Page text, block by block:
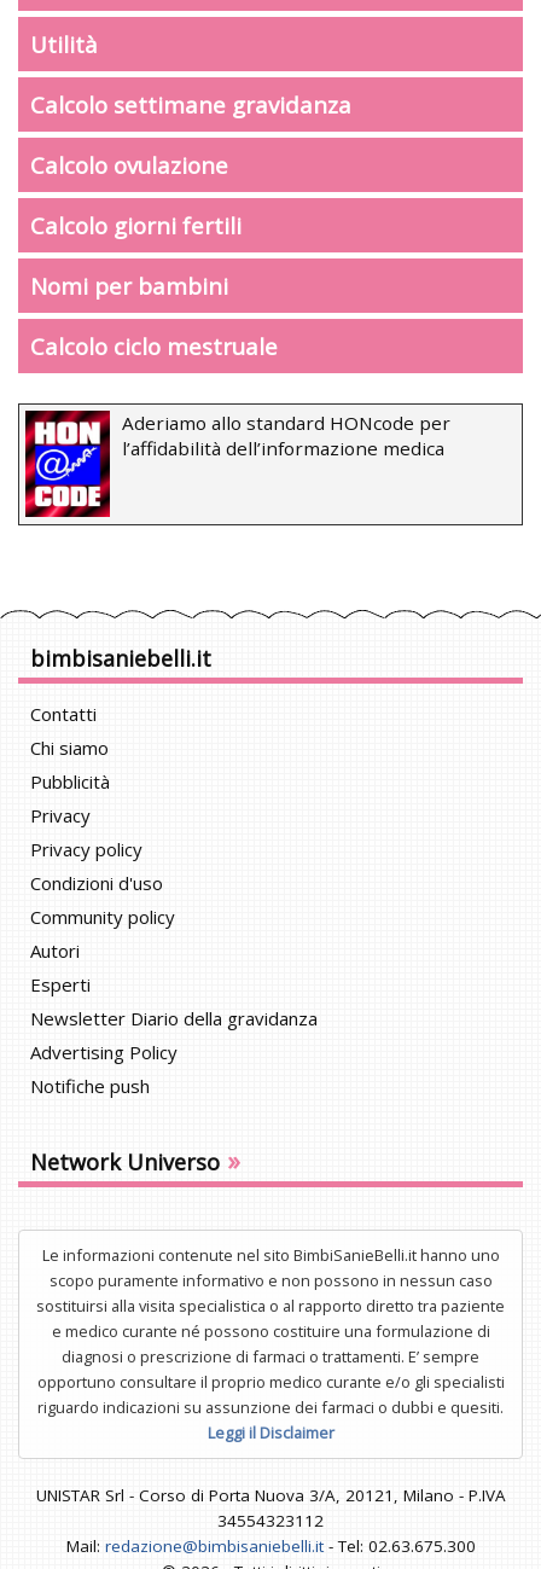
Utilità
Calcolo settimane gravidanza
Calcolo ovulazione
Calcolo giorni fertili
Nomi per bambini
Calcolo ciclo mestruale
Aderiamo allo standard HONcode per
l’affidabilità dell’informazione medica
bimbisaniebelli.it
Contatti
Chi siamo
Pubblicità
Privacy
Privacy policy
Condizioni d'uso
Community policy
Autori
Esperti
Newsletter Diario della gravidanza
Advertising Policy
Notifiche push
Network Universo »
Le informazioni contenute nel sito BimbiSanieBelli.it hanno uno
scopo puramente informativo e non possono in nessun caso
sostituirsi alla visita specialistica o al rapporto diretto tra paziente
e medico curante né possono costituire una formulazione di
diagnosi o prescrizione di farmaci o trattamenti. E’ sempre
opportuno consultare il proprio medico curante e/o gli specialisti
riguardo indicazioni su assunzione dei farmaci o dubbi e quesiti.
Leggi il Disclaimer
UNISTAR Srl - Corso di Porta Nuova 3/A, 20121, Milano - P.IVA
34554323112
Mail: redazione@bimbisaniebelli.it- Tel: 02.63.675.300